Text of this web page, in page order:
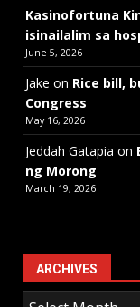
Kasinofortuna
isinailalim sa
June 5, 2026
Jake on Rice bill,
Congress
May 16, 2026
Jeddah Gatapia on
ng Morong
March 19, 2026
ARCHIVES